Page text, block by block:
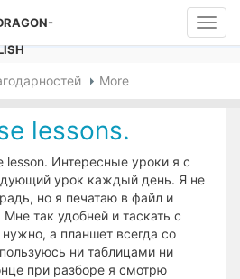
More
lessons.
lesson. Интересные уроки я с
урок каждый день. Я не
но я печатаю в файл и
так удобней и таскать с
а планшет всегда со
ни таблицами ни
при разборе я смотрю